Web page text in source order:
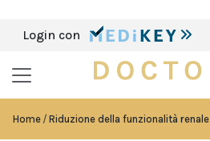
Login con
Home Riduzione della funzionalità renale